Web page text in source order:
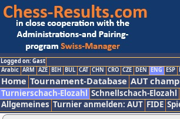
Logged on: Gast
Arabic ARM AZE BIH BUL CAT CHN CRO CZE DEN ENG ESP
Home Tournament-Database AUT
Turnierschach-Elozahl Schnellschach-Elozahl
Allgemeines Turnier anmelden: AUT FIDE